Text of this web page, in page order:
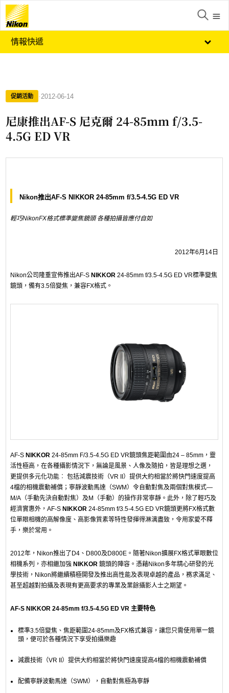
情報快遞
促銷活動 · 2012-06-14
尼康推出AF-S 尼克爾 24-85mm f/3.5-
4.5G ED VR
Nikon推出AF-S NIKKOR 24-85mm f/3.5-4.5G ED VR
輕巧NikonFX格式標準變焦鏡頭 各種拍攝皆應付自如
2012年6月14日
Nikon公司隆重宣佈推出AF-S NIKKOR 24-85mm f/3.5-4.5G ED VR標準變焦
鏡頭，備有3.5倍變焦，兼容FX格式。
AF-S NIKKOR 24-85mm F/3.5-4.5G ED VR鏡頭焦距範圍由24 – 85mm，靈
活性極高，在各種攝影情況下，無論是風景、人像及隨拍，皆是理想之選，
更提供多元化功能︰ 包括減震技術（VR II）提供大約相當於將快門速度提高
4檔的相機震動補償；寧靜波動馬達（SWM）令自動對焦及兩個對焦模式—
M/A（手動先決自動對焦）及M（手動）的操作非常寧靜。此外，除了輕巧及
經濟實惠外，AF-S NIKKOR 24-85mm f/3.5-4.5G ED VR鏡頭更將FX格式數
位單眼相機的高解像度、高影像質素等特性發揮得淋漓盡致，令用家愛不釋
手，樂於常用。
2012年，Nikon推出了D4、D800及D800E。隨著Nikon擴展FX格式單眼數位
相機系列，亦相繼加強 NIKKOR 鏡頭的陣容。憑藉Nikon多年精心研發的光
學技術，Nikon將繼續積極開發及推出高性能及表現卓越的產品，務求滿足、
甚至超越對拍攝及表現有更高要求的專業及業餘攝影人士之期望。
AF-S NIKKOR 24-85mm f/3.5-4.5G ED VR 主要特色
標準3.5倍變焦、焦距範圍24-85mm及FX格式兼容，讓您只需使用單一鏡
頭，便可於各種情況下享受拍攝樂趣
減震技術（VR II）提供大約相當於將快門速度提高4檔的相機震動補償
配備寧靜波動馬達（SWM），自動對焦極為寧靜